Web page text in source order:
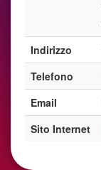
Indirizzo
Telefono
Email
Sito Internet